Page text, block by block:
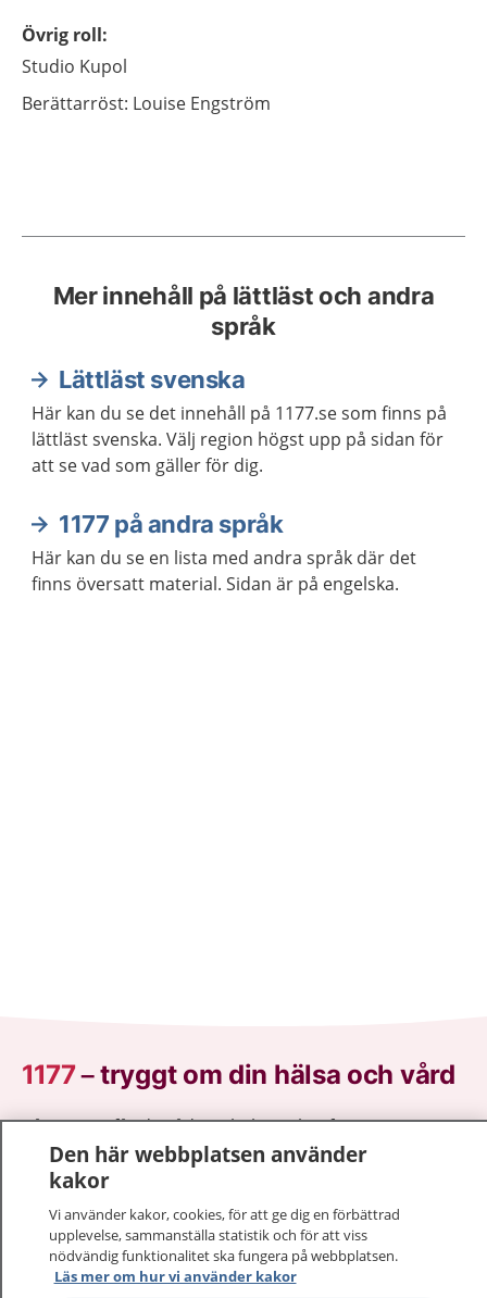
Övrig roll:
Studio Kupol
Berättarröst: Louise Engström
Mer innehåll på lättläst och andra
språk
Lättläst svenska
Här kan du se det innehåll på 1177.se som finns på
lättläst svenska. Välj region högst upp på sidan för
att se vad som gäller för dig.
1177 på andra språk
Här kan du se en lista med andra språk där det
finns översatt material. Sidan är på engelska.
1177–tryggt om din hälsa och vård
På 1177.se får du råd om hälsa och information om
sjukdomar och vilka mottagningar du kan kontakta.
Logga in för att läsa din journal och göra dina
vårdärenden. Ring telefonnummer 1177 för
sjukvårdsrådgivning dygnet runt.
1177 ger dig råd när du vill må bättre.
Den här webbplatsen använder
kakor
Vi använder kakor, cookies, för att ge dig en förbättrad
upplevelse, sammanställa statistik och för att viss
nödvändig funktionalitet ska fungera på webbplatsen.
Läs mer om hur vi använder kakor